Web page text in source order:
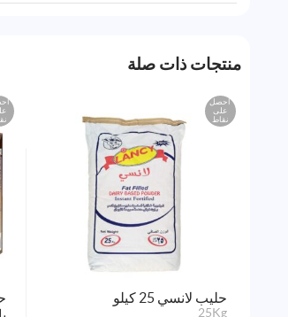
منتجات ذات صلة
احصل
على
نقاط
حليب لانسي 25 كيلو
25Kg